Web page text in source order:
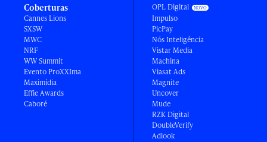
Coberturas
Cannes Lions
SXSW
MWC
NRF
WW Summit
Evento ProXXIma
Maximídia
Effie Awards
Caboré
OPL Digital
Impulso
PicPay
Nós Inteligência
Vistar Media
Machina
Viasat Ads
Magnite
Uncover
Mude
RZK Digital
DoubleVerify
Adlook